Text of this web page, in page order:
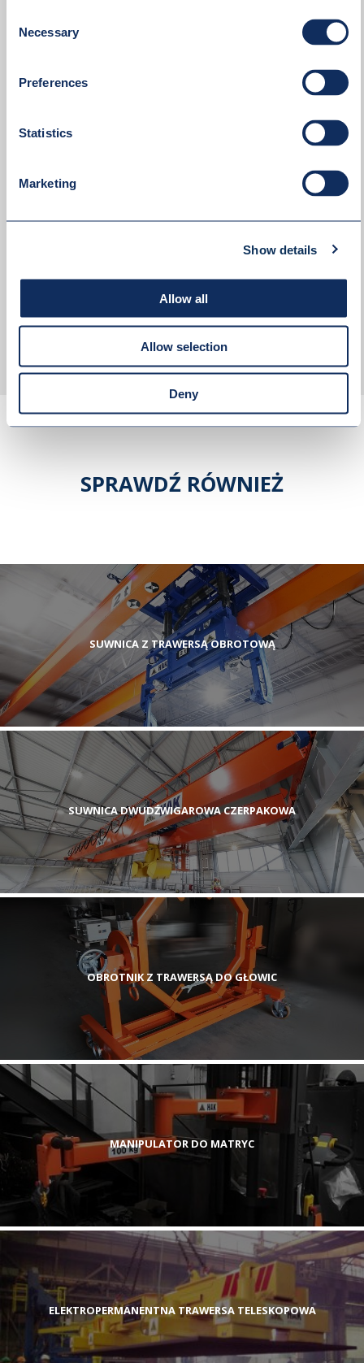
Selection
Necessary
Preferences
Statistics
Marketing
Show details
Allow all
Allow selection
Deny
SPRAWDŹ RÓWNIEŻ
SUWNICA Z TRAWERSĄ OBROTOWĄ
SUWNICA DWUDŹWIGAROWA CZERPAKOWA
OBROTNIK Z TRAWERSĄ DO GŁOWIC
MANIPULATOR DO MATRYC
ELEKTROPERMANENTNA TRAWERSA TELESKOPOWA